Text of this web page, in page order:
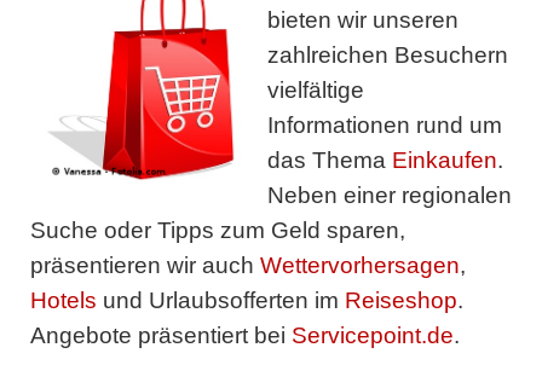
bieten wir unseren
zahlreichen Besuchern
vielfältige
Informationen rund um
das Thema Einkaufen.
Neben einer regionalen
Suche oder Tipps zum Geld sparen,
präsentieren wir auch Wettervorhersagen,
Hotels und Urlaubsofferten im Reiseshop.
Angebote präsentiert bei Servicepoint.de.